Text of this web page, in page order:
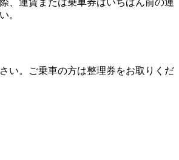
。
い。ご乗車の方は整理券をお取りくだ